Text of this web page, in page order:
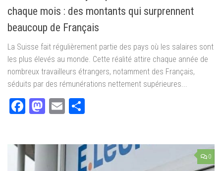
chaque mois : des montants qui surprennent
beaucoup de Français
La Suisse fait régulièrement partie des pays où les salaires sont
les plus élevés au monde. Cette réalité attire chaque année de
nombreux travailleurs étrangers, notamment des Français,
séduits par des rémunérations nettement supérieures...
Facebook
Mastodon
Email
0